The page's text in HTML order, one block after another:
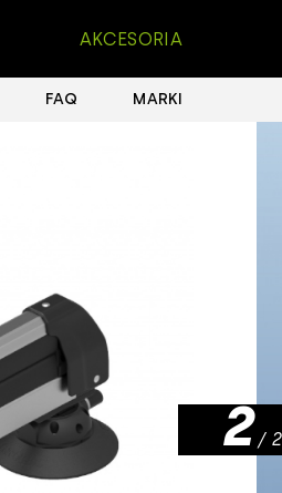
AKCESORIA
FAQ MARKI
2 / 2